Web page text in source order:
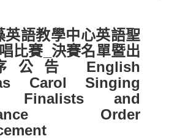
英語教學中心英語聖
比賽_決賽名單暨出
公告 English
Carol Singing
Finalists and
Order